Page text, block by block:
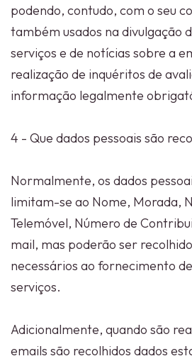
podendo, contudo, com o seu
também usados na divulgação
serviços e de notícias sobre a
realização de inquéritos de
informação legalmente
4 - Que dados pessoais são
Normalmente, os dados
limitam-se ao Nome, Morada,
Telemóvel, Número de
mail, mas poderão ser
necessários ao fornecimento
serviços.
Adicionalmente, quando são
emails são recolhidos dados